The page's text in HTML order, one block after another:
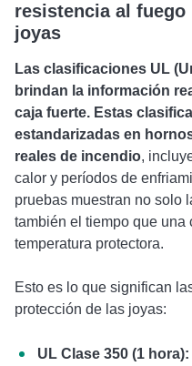
resistencia al
joyas
Las clasificaciones UL
brindan la información
caja fuerte. Estas
estandarizadas en
reales de incendio,
calor y períodos de
pruebas muestran no solo
también el tiempo que una
temperatura protectora.
Esto es lo que significan
protección de las joyas:
UL Clase 350 (1 hora):